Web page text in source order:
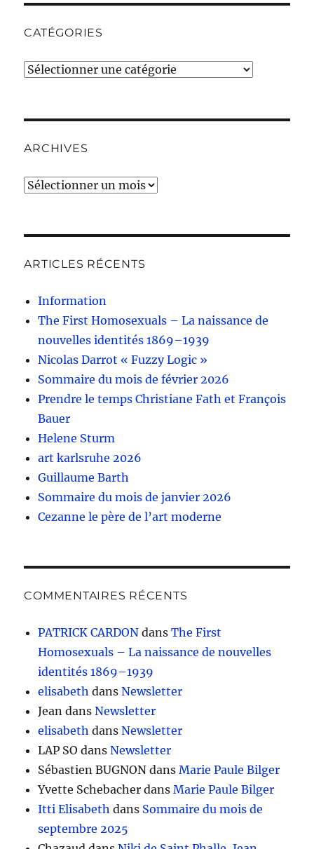
CATÉGORIES
Catégories
ARCHIVES
Archives
ARTICLES RÉCENTS
Information
The First Homosexuals – La naissance de
nouvelles identités 1869–1939
Nicolas Darrot « Fuzzy Logic »
Sommaire du mois de février 2026
Prendre le temps Christiane Fath et François
Bauer
Helene Sturm
art karlsruhe 2026
Guillaume Barth
Sommaire du mois de janvier 2026
Cezanne le père de l’art moderne
COMMENTAIRES RÉCENTS
PATRICK CARDON dansThe First
Homosexuals – La naissance de nouvelles
identités 1869–1939
elisabeth dansNewsletter
Jean dansNewsletter
elisabeth dansNewsletter
LAP SO dansNewsletter
Sébastien BUGNON dansMarie Paule Bilger
Yvette Schebacher dansMarie Paule Bilger
Itti Elisabeth dans Sommaire du mois de
septembre 2025